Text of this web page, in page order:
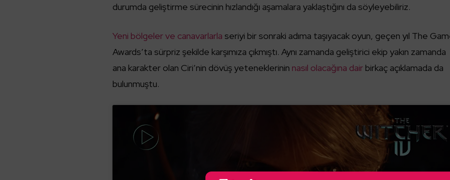
durumda geliştirme sürecinin hızlandığı aşamalara yaklaştığını da söyleyebiliriz.
Yeni bölgeler ve canavarlarla seriyi bir sonraki adıma taşıyacak oyun, geçen yıl The
Awards’ta sürpriz şekilde karşımıza çıkmıştı. Aynı zamanda geliştirici ekip yakın zamanda
ana karakter olan Ciri’nin dövüş yeteneklerinin nasıl olacağına dair birkaç açıklamada da
bulunmuştu.